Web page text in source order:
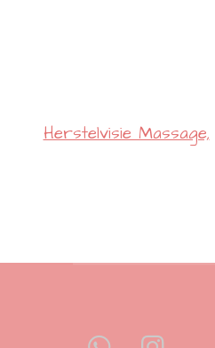
Herstelvisie Massage,